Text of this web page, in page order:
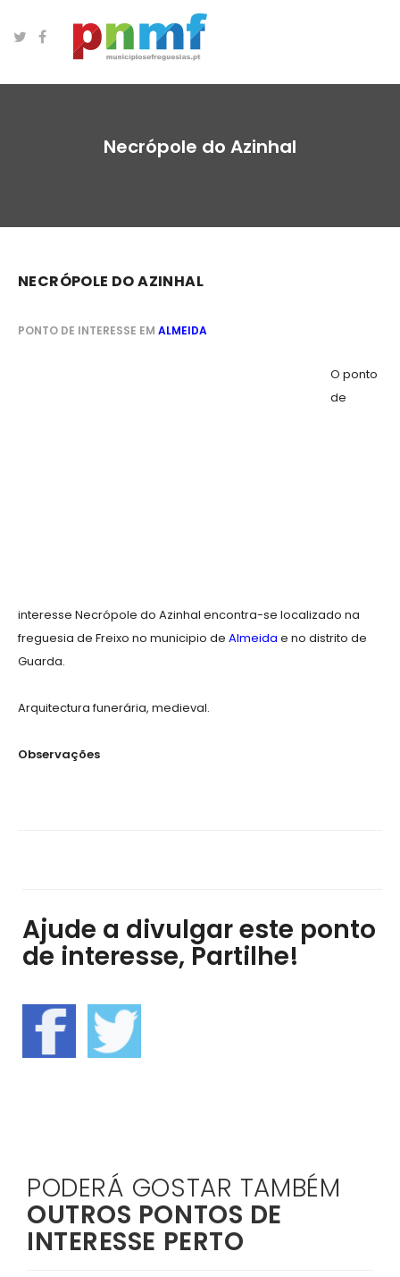
Necrópole do Azinhal
NECRÓPOLE DO AZINHAL
PONTO DE INTERESSE EM ALMEIDA
O ponto
de
interesse Necrópole do Azinhal encontra-se localizado na
freguesia de Freixo no municipio de Almeida e no distrito de
Guarda.
Arquitectura funerária, medieval.
Observações
Ajude a divulgar este ponto
de interesse, Partilhe!
PODERÁ GOSTAR TAMBÉM
OUTROS PONTOS DE
INTERESSE PERTO